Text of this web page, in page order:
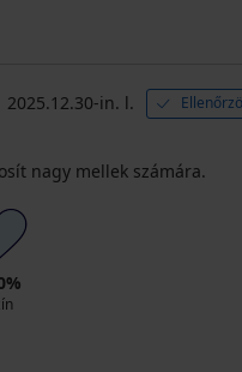
2025.12.30-in. l.
nagy mellek számára.